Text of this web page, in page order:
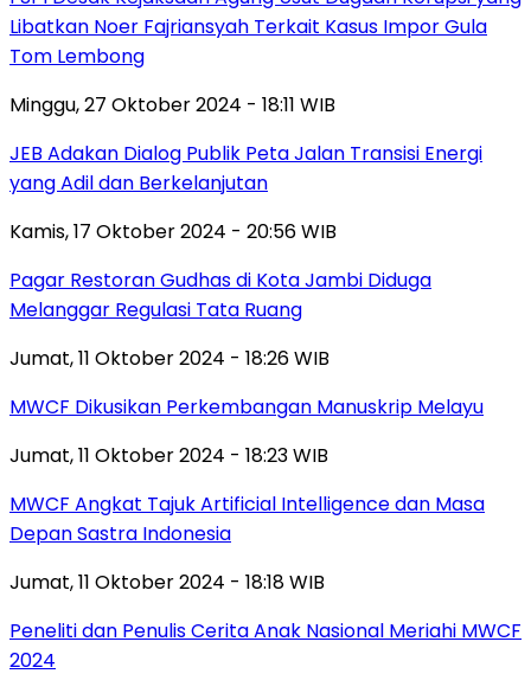
Libatkan Noer Fajriansyah Terkait Kasus Impor Gula
Tom Lembong
Minggu, 27 Oktober 2024 - 18:11 WIB
JEB Adakan Dialog Publik Peta Jalan Transisi Energi
yang Adil dan Berkelanjutan
Kamis, 17 Oktober 2024 - 20:56 WIB
Pagar Restoran Gudhas di Kota Jambi Diduga
Melanggar Regulasi Tata Ruang
Jumat, 11 Oktober 2024 - 18:26 WIB
MWCF Dikusikan Perkembangan Manuskrip Melayu
Jumat, 11 Oktober 2024 - 18:23 WIB
MWCF Angkat Tajuk Artificial Intelligence dan Masa
Depan Sastra Indonesia
Jumat, 11 Oktober 2024 - 18:18 WIB
Peneliti dan Penulis Cerita Anak Nasional Meriahi MWCF
2024